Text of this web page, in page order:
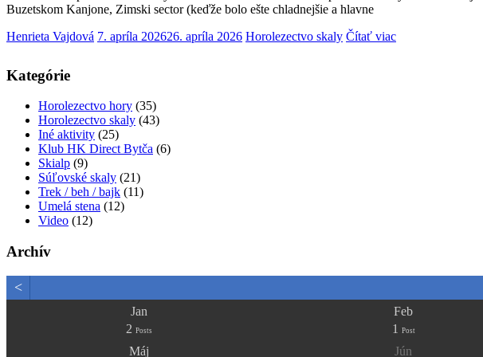
Buzetskom Kanjone, Zimski sector (keďže bolo ešte chladnejšie a hlavne
Henrieta Vajdová 7. apríla 202626. apríla 2026 Horolezectvo skaly Čítať viac
Kategórie
Horolezectvo hory (35)
Horolezectvo skaly (43)
Iné aktivity (25)
Klub HK Direct Bytča (6)
Skialp (9)
Súľovské skaly (21)
Trek / beh / bajk (11)
Umelá stena (12)
Video (12)
Archív
<
Jan
2 Posts
Feb
1
Post
Máj
Jún